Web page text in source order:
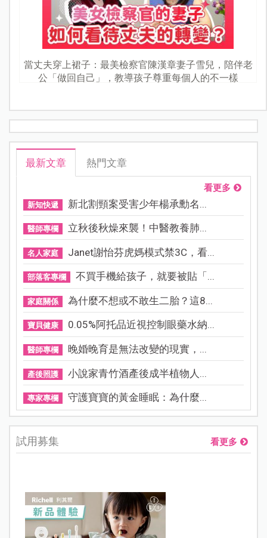
當丈夫穿上裙子：最美檢察官陳漢章妻子雪兒，陪伴老
公「做回自己」，教導孩子尊重每個人的不一樣
最新文章 熱門文章
看更多
新知快遞 新北割頸案受害少年楊承勳名...
醫師專欄 立秋後秋燥來襲！中醫教養肺...
名人家庭 Janet謝怡芬虎媽模式禁3C，看...
部落客專欄 不買手機給孩子，就要被貼「...
家庭關係 為什麼不想或不敢生二胎？這8...
寶貝健康 0.05%阿托品近視控制眼藥水納...
醫師專欄 晚婚晚育是無法改變的現實，...
產後照護 小說家青竹酒產後成半植物人...
專家專欄 守護寶寶的黃金睡眠：為什麼...
試用募集 看更多